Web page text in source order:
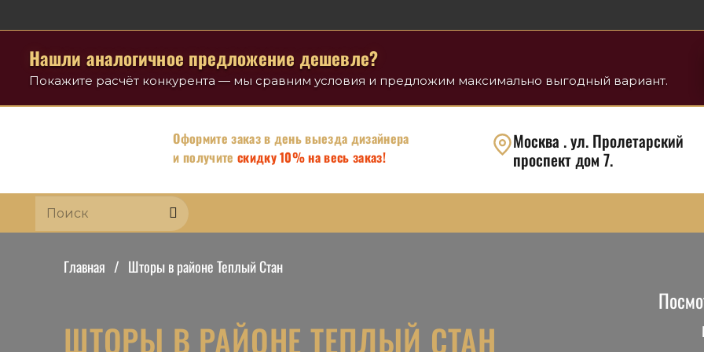
Нашли аналогичное предложение дешевле?
Покажите расчёт конкурента — мы сравним условия и предложим максимально выгодный вариант.
Оформите заказ в день выезда дизайнера
и получите скидку 10% на весь заказ!
Москва . ул. Пролетарский
проспект дом 7.
Главная / Шторы в районе Теплый Стан
ШТОРЫ В РАЙОНЕ ТЕПЛЫЙ СТАН